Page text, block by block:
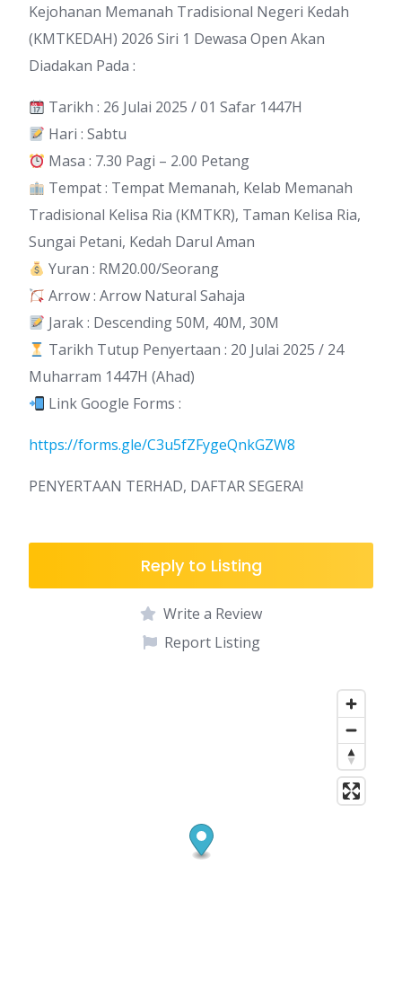
Kejohanan Memanah Tradisional Negeri Kedah
(KMTKEDAH) 2026 Siri 1 Dewasa Open Akan
Diadakan Pada :
Tarikh : 26 Julai 2025 / 01 Safar 1447H
Hari : Sabtu
Masa : 7.30 Pagi – 2.00 Petang
Tempat : Tempat Memanah, Kelab Memanah
Tradisional Kelisa Ria (KMTKR), Taman Kelisa Ria,
Sungai Petani, Kedah Darul Aman
Yuran : RM20.00/Seorang
Arrow : Arrow Natural Sahaja
Jarak : Descending 50M, 40M, 30M
Tarikh Tutup Penyertaan : 20 Julai 2025 / 24
Muharram 1447H (Ahad)
Link Google Forms :
https://forms.gle/C3u5fZFygeQnkGZW8
PENYERTAAN TERHAD, DAFTAR SEGERA!
Reply to Listing
Write a Review
Report Listing